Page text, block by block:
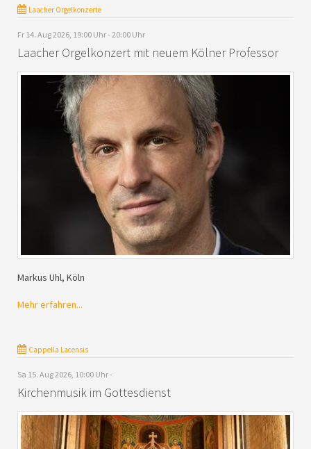
Laacher Orgelkonzerte
Fr 14. Aug 2026, 19:00 Uhr - 20:00 Uhr
Laacher Orgelkonzert mit neuem Kölner Professor
Markus Uhl, Köln
Mehr erfahren...
Cappella Lacensis
Sa 15. Aug 2026, 10:00 Uhr -
Kirchenmusik im Gottesdienst